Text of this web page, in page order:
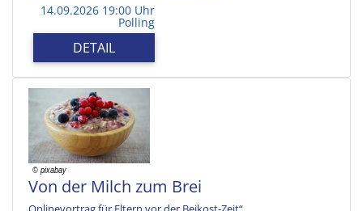
14.09.2026 19:00 Uhr
Polling
DETAIL
Von der Milch zum Brei